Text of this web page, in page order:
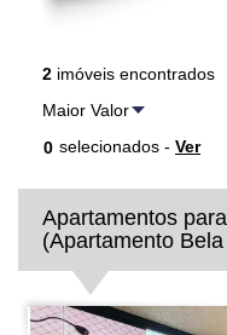
2 imóveis encontrados
0 selecionados - Ver
Apartamentos
(Apartamento